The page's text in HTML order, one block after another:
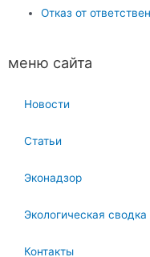
Отказ от
меню сайта
Новости
Статьи
Эконадзор
Экологическая сводка
Контакты